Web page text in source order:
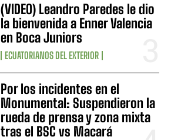
(VIDEO) Leandro Paredes le dio
la bienvenida a Enner Valencia
en Boca Juniors
ECUATORIANOS DEL EXTERIOR
Por los incidentes en el
Monumental: Suspendieron la
rueda de prensa y zona mixta
tras el BSC vs Macará